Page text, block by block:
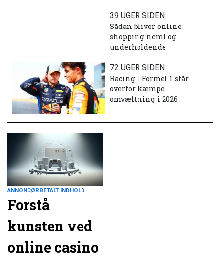
39 UGER SIDEN
Sådan bliver online
shopping nemt og
underholdende
72 UGER SIDEN
Racing i Formel 1 står
overfor kæmpe
omvæltning i 2026
ANNONCØRBETALT INDHOLD
Forstå
kunsten ved
online casino